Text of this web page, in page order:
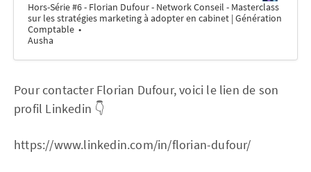
Hors-Série #6 - Florian Dufour - Network Conseil - Masterclass
sur les stratégies marketing à adopter en cabinet | Génération
Comptable
Ausha
Pour contacter Florian Dufour, voici le lien de son
profil Linkedin 👇
https://www.linkedin.com/in/florian-dufour/